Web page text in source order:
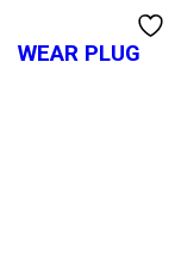
WEAR PLUG